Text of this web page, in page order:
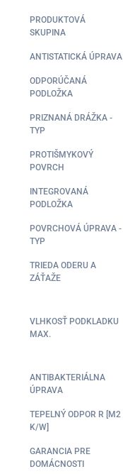
PRODUKTOVÁ
SKUPINA
ANTISTATICKÁ ÚPRAVA
ODPORÚČANÁ
PODLOŽKA
PRIZNANÁ DRÁŽKA -
TYP
PROTIŠMYKOVÝ
POVRCH
INTEGROVANÁ
PODLOŽKA
POVRCHOVÁ ÚPRAVA -
TYP
TRIEDA ODERU A
ZÁŤAŽE
VLHKOSŤ PODKLADKU
MAX.
ANTIBAKTERIÁLNA
ÚPRAVA
TEPELNÝ ODPOR R [M2
K/W]
GARANCIA PRE
DOMÁCNOSTI